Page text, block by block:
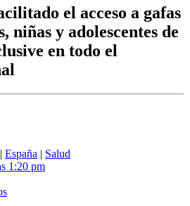
el acceso a gafas
niñas y adolescentes de
en todo el
| España | Salud
1:20 pm